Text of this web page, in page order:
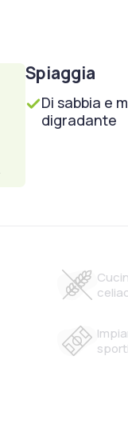
Spiaggia
Di sabbia e
digradante